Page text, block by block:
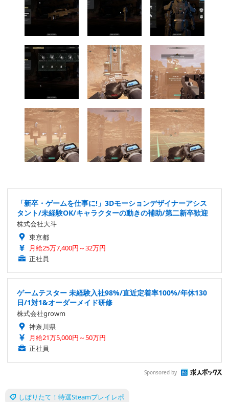
「新卒・ゲームを仕事に!」3Dモーションデザイナーアシス
タント/未経験OK/キャラクターの動きの補助/第二新卒歓迎
株式会社大斗
東京都
月給25万7,400円～32万円
正社員
ゲームテスター 未経験入社98%/直近定着率100%/年休130
日/1対1&オーダーメイド研修
株式会社growm
神奈川県
月給21万5,000円～50万円
正社員
Sponsored by
しぼりたて！特選Steamプレイレポ